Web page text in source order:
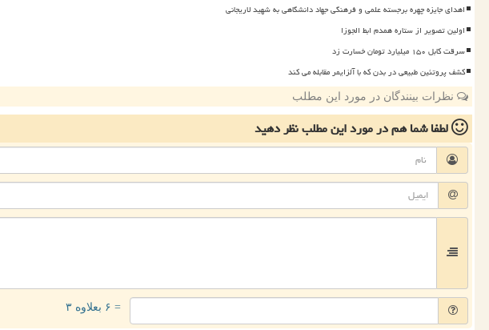
اهدای جایزه چهره برجسته علمی و فرهنگی جهاد دانشگاهی به شهید لاریجانی
اولین تصویر از ستاره همدم ابط الجوزا
سرقت کابل ۱۵۰ میلیارد تومان خسارت زد
کشف پروتئین طبیعی در بدن که با آلزایمر مقابله می کند
نظرات بینندگان در مورد این مطلب
لطفا شما همدر مورد این مطلبنظر دهید
= ۶ بعلاوه ۳